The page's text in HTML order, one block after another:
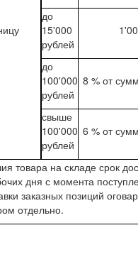
до
15'000
рублей
до
100'000
рублей
8 % от
свыше
100'000
рублей
6 % от
товара на складе срок
дня с момента
заказных позиций
отдельно.